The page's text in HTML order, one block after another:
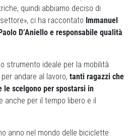
quindi abbiamo deciso di
ci ha raccontato Immanuel
D’Aniello e responsabile qualità
strumento ideale per la mobilità
andare al lavoro, tanti ragazzi che
le scelgono per spostarsi in
anche per il tempo libero e il
anno nel mondo delle biciclette